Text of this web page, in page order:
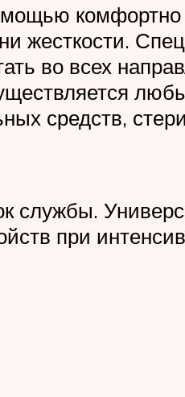
комфортно
жесткости.
во всех
средств,
службы.
при